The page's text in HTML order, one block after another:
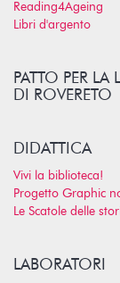
Reading4Ageing
Libri d'argento
PATTO PER LA
DI ROVERETO
DIDATTICA
Vivi la biblioteca!
Progetto Graphic
Le Scatole delle
LABORATORI